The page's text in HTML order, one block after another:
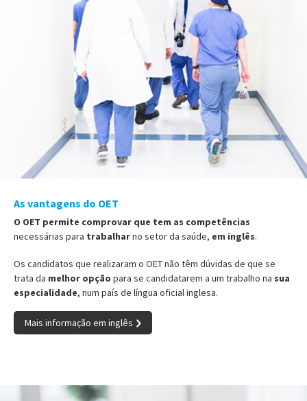
As vantagens do OET
O OET permite comprovar que tem as competências
necessárias para trabalharno setor da saúde, em inglês.
Os candidatos que realizaram o OET não têm dúvidas de que se
trata da melhor opção para se candidatarem a um trabalho na sua
especialidade, num país de língua oficial inglesa.
Mais informação em inglês